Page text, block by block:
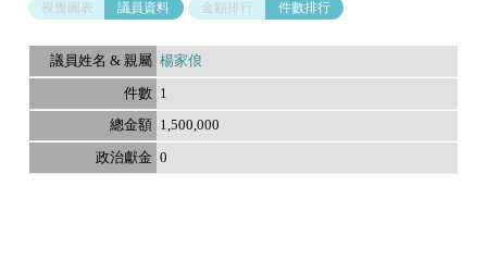
視覺圖表 議員資料 金額排行 件數排行
楊家俍
1
1,500,000
0